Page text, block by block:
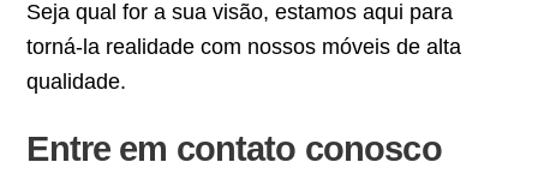
Seja qual for a sua visão, estamos aqui para
torná-la realidade com nossos móveis de alta
qualidade.
Entre em contato conosco